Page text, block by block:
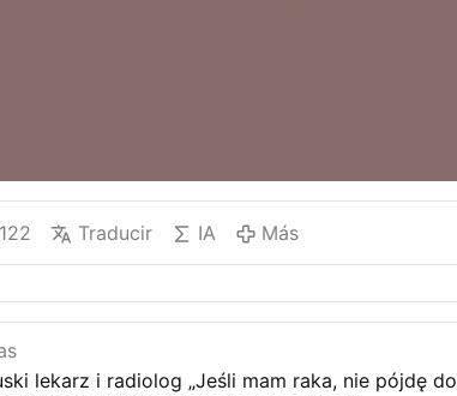
122 Traducir IA Más
lekarz i radiolog „Jeśli mam raka, nie pójdę do